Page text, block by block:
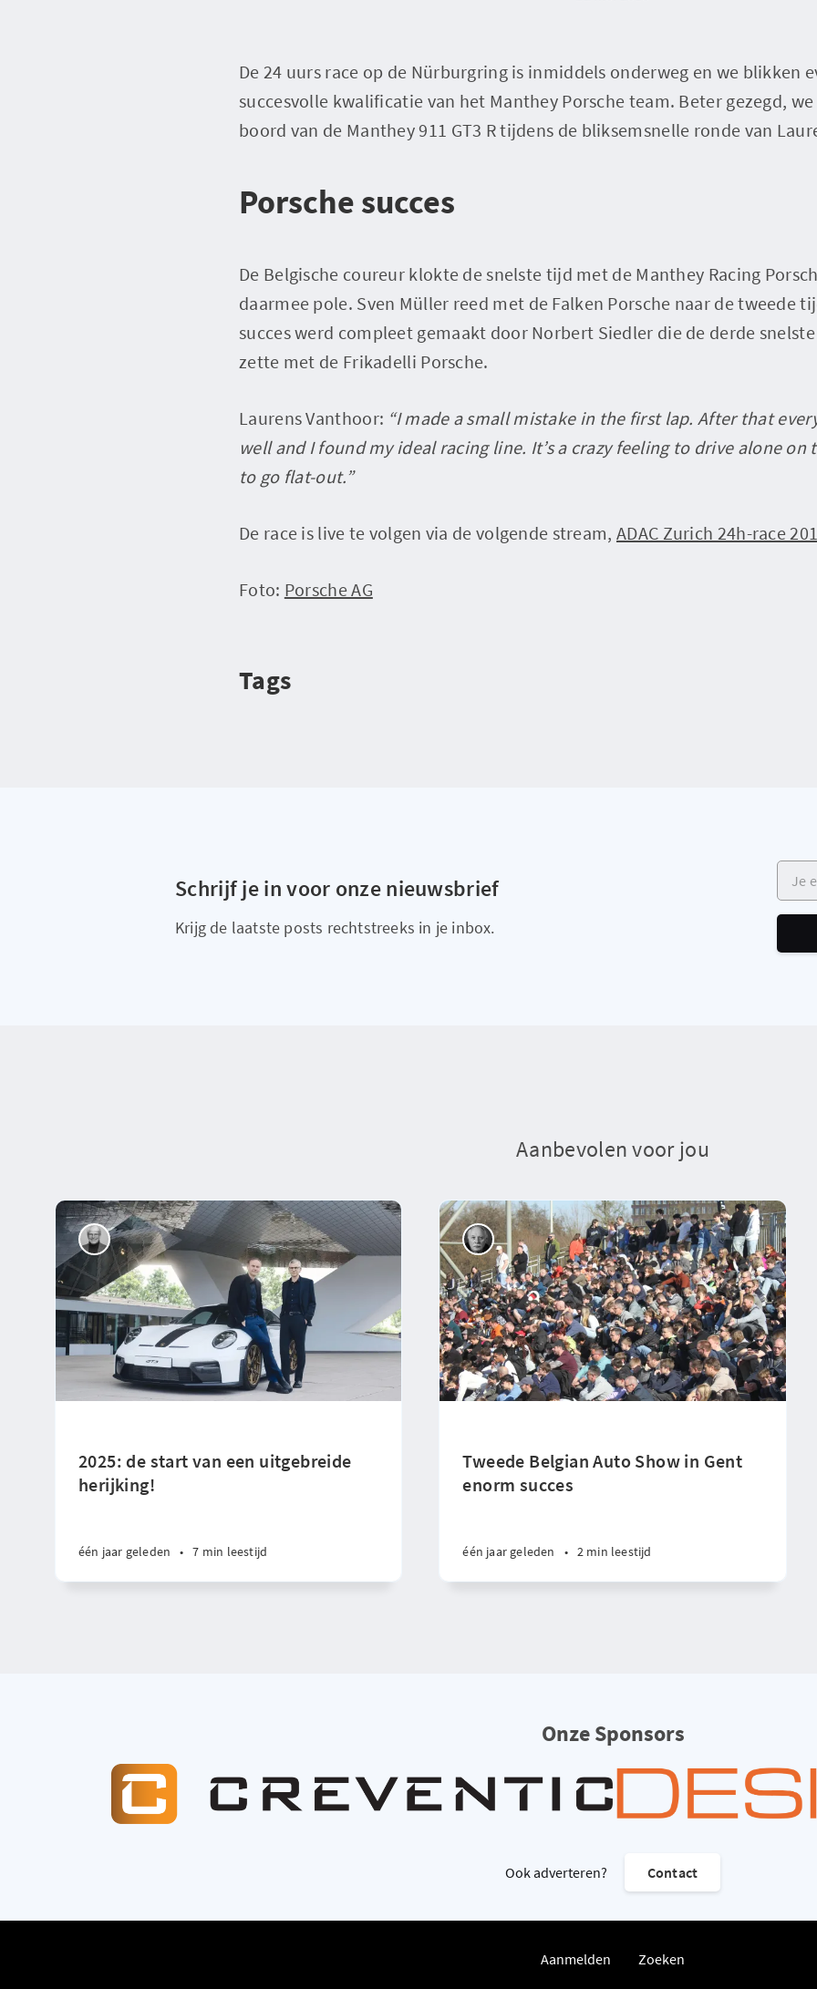
De 24 uurs race op de Nürburgring is inmiddels onderweg en we blikken
succesvolle kwalificatie van het Manthey Porsche team. Beter gezegd,
boord van de Manthey 911 GT3 R tijdens de bliksemsnelle ronde van
Porsche succes
De Belgische coureur klokte de snelste tijd met de Manthey Racing
daarmee pole. Sven Müller reed met de Falken Porsche naar de tweede
succes werd compleet gemaakt door Norbert Siedler die de derde
zette met de Frikadelli Porsche.
Laurens Vanthoor: “I made a small mistake in the first lap. After that
well and I found my ideal racing line. It’s a crazy feeling to drive alone
to go flat-out.”
De race is live te volgen via de volgende stream, ADAC Zurich 24h-race
Foto: Porsche AG
Tags
Schrijf je in voor onze nieuwsbrief
Krijg de laatste posts rechtstreeks in je inbox.
Je e-
Aanbevolen voor jou
2025: de start van een uitgebreide
herijking!
één jaar geleden • 7 min leestijd
Tweede Belgian Auto Show in Gent
enorm succes
één jaar geleden • 2 min leestijd
Onze Sponsors
Ook adverteren? Contact
Aanmelden Zoeken